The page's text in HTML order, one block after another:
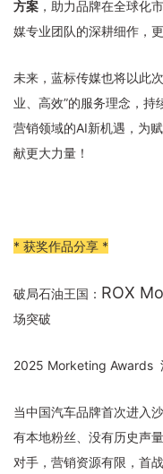
方案 ，助力品牌在全球化
媒专业团队的深耕细作，
未来，蓝标传媒也将以此
业、高效”的服务理念，
营销领域的AI新机遇，为
献更大力量！
* 获奖作品分享 *
破局石油王国： ROX
场突破
2025 Morketing Awards
当中国汽车品牌首次进入
有本地粉丝、没有历史声
对手，营销资源有限，首